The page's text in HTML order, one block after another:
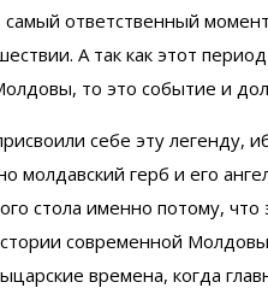
ответственный
А так как этот
то это событие и
себе эту легенду,
молдавский герб и его
стола именно потому,
современной
времена, когда